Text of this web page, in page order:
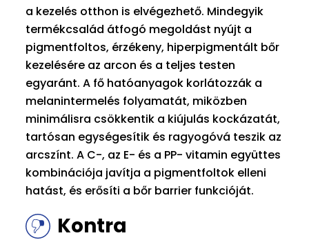
a kezelés otthon is elvégezhető. Mindegyik
termékcsalád átfogó megoldást nyújt a
pigmentfoltos, érzékeny, hiperpigmentált bőr
kezelésére az arcon és a teljes testen
egyaránt. A fő hatóanyagok korlátozzák a
melanintermelés folyamatát, miközben
minimálisra csökkentik a kiújulás kockázatát,
tartósan egységesítik és ragyogóvá teszik az
arcszínt. A C-, az E- és a PP- vitamin együttes
kombinációja javítja a pigmentfoltok elleni
hatást, és erősíti a bőr barrier funkcióját.
Kontra